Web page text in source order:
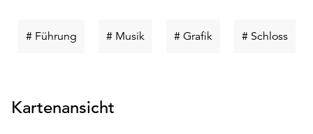
# FührungSchlüsselwort
# MusikSchlüsselwort
# GrafikSchlüsselwort
# Schloss
Kartenansicht